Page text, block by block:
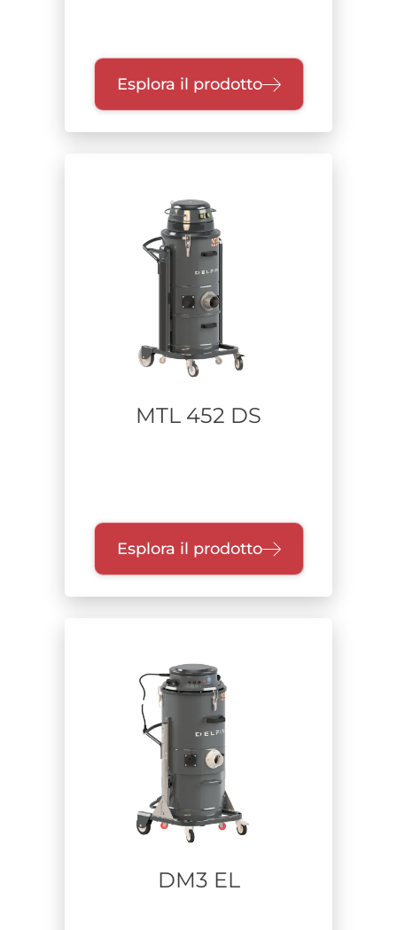
Esplora il prodotto
MTL 452 DS
Esplora il prodotto
DM3 EL